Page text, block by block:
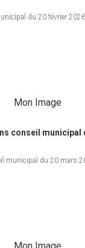
du 20 février
conseil municipal
municipal du 20 mars